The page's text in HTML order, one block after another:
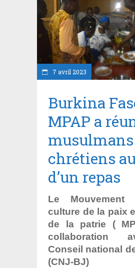
7 avril 2023
Burkina
MPAP a
chrétiens
d’un repas
Le
culture de la paix
de la patrie (
collaboration
Conseil national
(CNJ-